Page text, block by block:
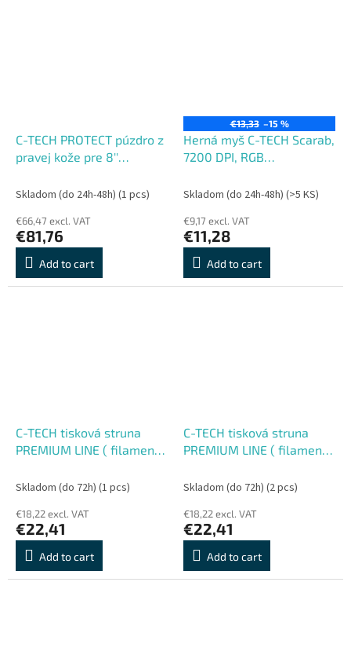
C-TECH PROTECT púzdro z
pravej kože pre 8''
(Pocketbook Inkpad 3, 4,
Skladom (do 24h-48h) (1 pcs)
€66,47 excl. VAT
€81,76
Add to cart
€13,33 –15 %
Herná myš C-TECH Scarab,
7200 DPI, RGB
Skladom (do 24h-48h) (>5 KS)
€9,17 excl. VAT
€11,28
Add to cart
C-TECH tisková struna
PREMIUM LINE ( filament )
RAL3031, 1,75mm, 1kg
Skladom (do 72h) (1 pcs)
€18,22 excl. VAT
€22,41
Add to cart
C-TECH tisková struna
PREMIUM LINE ( filament )
RAL1023, 1,75mm, 1kg
Skladom (do 72h) (2 pcs)
€18,22 excl. VAT
€22,41
Add to cart